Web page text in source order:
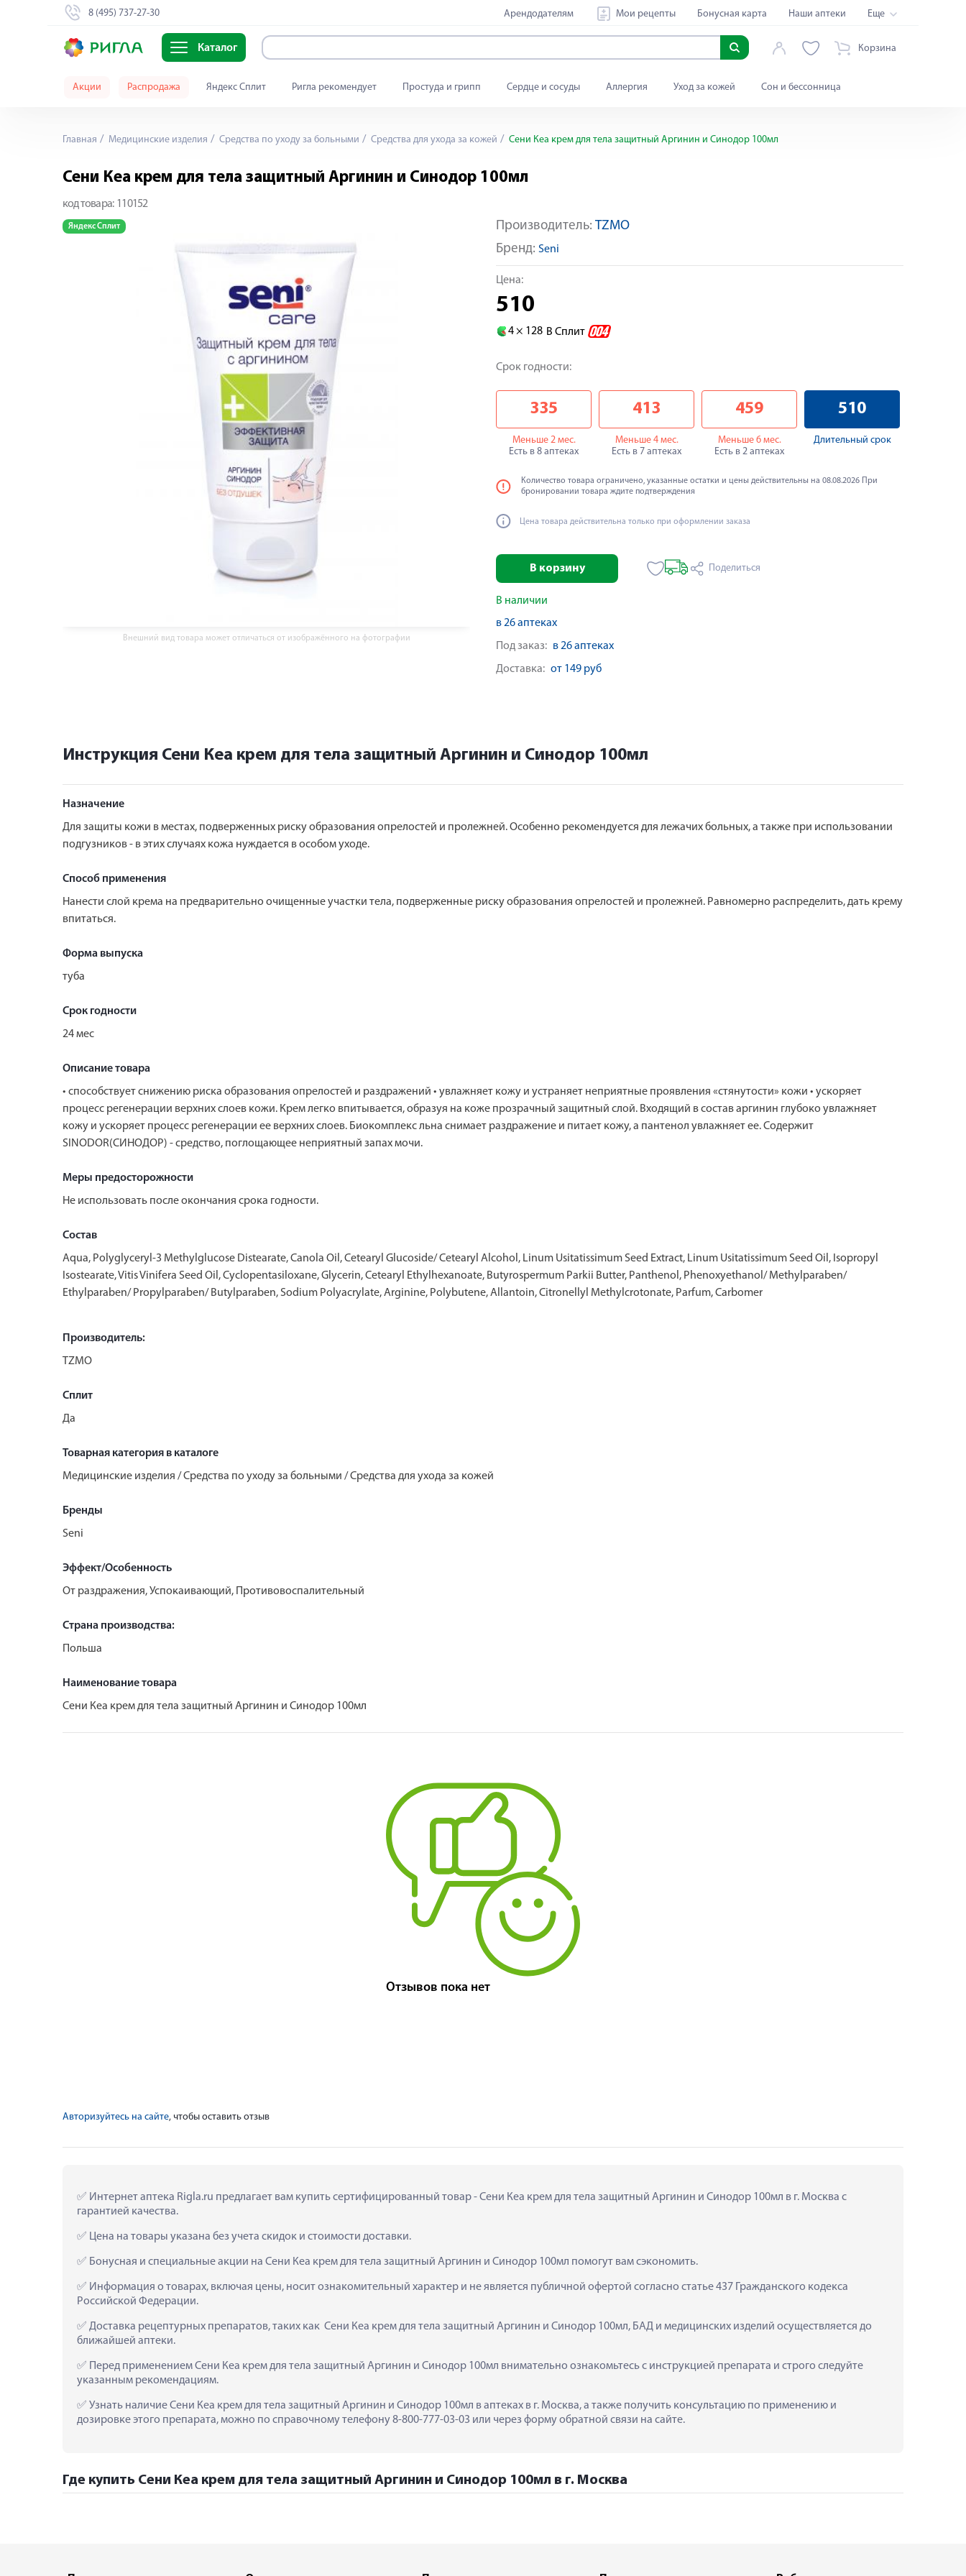
8 (495) 737-27-30 Арендодателям Мои рецепты Бонусная карта Наши аптеки Еще
Каталог Корзина
Акции Распродажа Яндекс Сплит Ригла рекомендует Простуда и грипп Сердце и сосуды Аллергия Уход за кожей Сон и бессонница
Главная Медицинские изделия Средства по уходу за больными Средства для ухода за кожей Сени Кеа крем для тела защитный Аргинин и Синодор 100мл
Сени Кеа крем для тела защитный Аргинин и Синодор 100мл
код товара: 110152
Яндекс Сплит
Внешний вид товара может отличаться от изображённого на фотографии
Производитель: TZMO
Бренд: Seni
Цена:
510
4 × 128 В Сплит
Срок годности:
335
Меньше 2 мес.
Есть в 8 аптеках
413
Меньше 4 мес.
Есть в 7 аптеках
459
Меньше 6 мес.
Есть в 2 аптеках
510
Длительный срок
Количество товара ограничено, указанные остатки и цены действительны на 08.08.2026 При
бронировании товара ждите подтверждения
Цена товара действительна только при оформлении заказа
В корзину Поделиться
В наличии
в 26 аптеках
Под заказ: в 26 аптеках
Доставка: от 149 руб
Инструкция Сени Кеа крем для тела защитный Аргинин и Синодор 100мл
Назначение
Для защиты кожи в местах, подверженных риску образования опрелостей и пролежней. Особенно рекомендуется для лежачих больных, а также при использовании
подгузников - в этих случаях кожа нуждается в особом уходе.
Способ применения
Нанести слой крема на предварительно очищенные участки тела, подверженные риску образования опрелостей и пролежней. Равномерно распределить, дать крему
впитаться.
Форма выпуска
туба
Срок годности
24 мес
Описание товара
• способствует снижению риска образования опрелостей и раздражений • увлажняет кожу и устраняет неприятные проявления «стянутости» кожи • ускоряет
процесс регенерации верхних слоев кожи. Крем легко впитывается, образуя на коже прозрачный защитный слой. Входящий в состав аргинин глубоко увлажняет
кожу и ускоряет процесс регенерации ее верхних слоев. Биокомплекс льна снимает раздражение и питает кожу, а пантенол увлажняет ее. Содержит
SINODOR(СИНОДОР) - средство, поглощающее неприятный запах мочи.
Меры предосторожности
Не использовать после окончания срока годности.
Состав
Aqua, Polyglyceryl-3 Methylglucose Distearate, Canola Oil, Cetearyl Glucoside/ Cetearyl Alcohol, Linum Usitatissimum Seed Extract, Linum Usitatissimum Seed Oil, Isopropyl
Isostearate, Vitis Vinifera Seed Oil, Cyclopentasiloxane, Glycerin, Cetearyl Ethylhexanoate, Butyrospermum Parkii Butter, Panthenol, Phenoxyethanol/ Methylparaben/
Ethylparaben/ Propylparaben/ Butylparaben, Sodium Polyacrylate, Arginine, Polybutene, Allantoin, Citronellyl Methylcrotonate, Parfum, Carbomer
Производитель:
TZMO
Сплит
Да
Товарная категория в каталоге
Медицинские изделия / Средства по уходу за больными / Средства для ухода за кожей
Бренды
Seni
Эффект/Особенность
От раздражения, Успокаивающий, Противовоспалительный
Страна производства:
Польша
Наименование товара
Сени Кеа крем для тела защитный Аргинин и Синодор 100мл
Отзывов пока нет
Авторизуйтесь на сайте, чтобы оставить отзыв
Интернет аптека Rigla.ru предлагает вам купить сертифицированный товар - Сени Кеа крем для тела защитный Аргинин и Синодор 100мл в г. Москва с
гарантией качества.
Цена на товары указана без учета скидок и стоимости доставки.
Бонусная и специальные акции на Сени Кеа крем для тела защитный Аргинин и Синодор 100мл помогут вам сэкономить.
Информация о товарах, включая цены, носит ознакомительный характер и не является публичной офертой согласно статье 437 Гражданского кодекса
Российской Федерации.
Доставка рецептурных препаратов, таких как  Сени Кеа крем для тела защитный Аргинин и Синодор 100мл, БАД и медицинских изделий осуществляется до
ближайшей аптеки.
Перед применением Сени Кеа крем для тела защитный Аргинин и Синодор 100мл внимательно ознакомьтесь с инструкцией препарата и строго следуйте
указанным рекомендациям.
Узнать наличие Сени Кеа крем для тела защитный Аргинин и Синодор 100мл в аптеках в г. Москва, а также получить консультацию по применению и
дозировке этого препарата, можно по справочному телефону 8-800-777-03-03 или через форму обратной связи на сайте.
Где купить Сени Кеа крем для тела защитный Аргинин и Синодор 100мл в г. Москва